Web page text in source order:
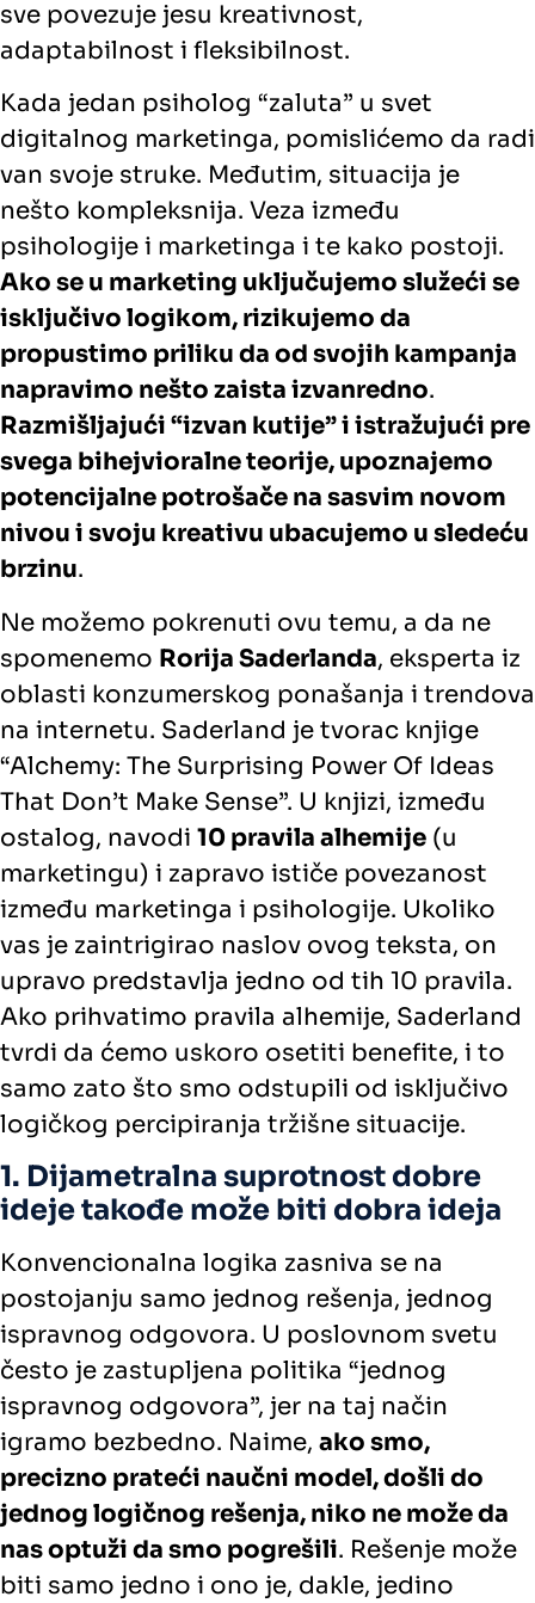
sve povezuje jesu kreativnost,
adaptabilnost i fleksibilnost.
Kada jedan psiholog “zaluta” u svet
digitalnog marketinga, pomislićemo da radi
van svoje struke. Međutim, situacija je
nešto kompleksnija. Veza između
psihologije i marketinga i te kako postoji.
Ako se u marketing uključujemo služeći se
isključivo logikom, rizikujemo da
propustimo priliku da od svojih kampanja
napravimo nešto zaista izvanredno.
Razmišljajući “izvan kutije” i istražujući pre
svega bihejvioralne teorije, upoznajemo
potencijalne potrošače na sasvim novom
nivou i svoju kreativu ubacujemo u sledeću
brzinu.
Ne možemo pokrenuti ovu temu, a da ne
spomenemo Rorija Saderlanda, eksperta iz
oblasti konzumerskog ponašanja i trendova
na internetu. Saderland je tvorac knjige
“Alchemy: The Surprising Power Of Ideas
That Don’t Make Sense”. U knjizi, između
ostalog, navodi 10 pravila alhemije (u
marketingu) i zapravo ističe povezanost
između marketinga i psihologije. Ukoliko
vas je zaintrigirao naslov ovog teksta, on
upravo predstavlja jedno od tih 10 pravila.
Ako prihvatimo pravila alhemije, Saderland
tvrdi da ćemo uskoro osetiti benefite, i to
samo zato što smo odstupili od isključivo
logičkog percipiranja tržišne situacije.
1. Dijametralna suprotnost dobre
ideje takođe može biti dobra ideja
Konvencionalna logika zasniva se na
postojanju samo jednog rešenja, jednog
ispravnog odgovora. U poslovnom svetu
često je zastupljena politika “jednog
ispravnog odgovora”, jer na taj način
igramo bezbedno. Naime, ako smo,
precizno prateći naučni model, došli do
jednog logičnog rešenja, niko ne može da
nas optuži da smo pogrešili. Rešenje može
biti samo jedno i ono je, dakle, jedino